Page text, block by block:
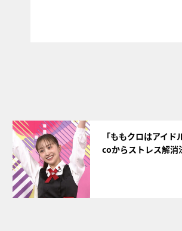
「ももクロはアイ
coからストレス解